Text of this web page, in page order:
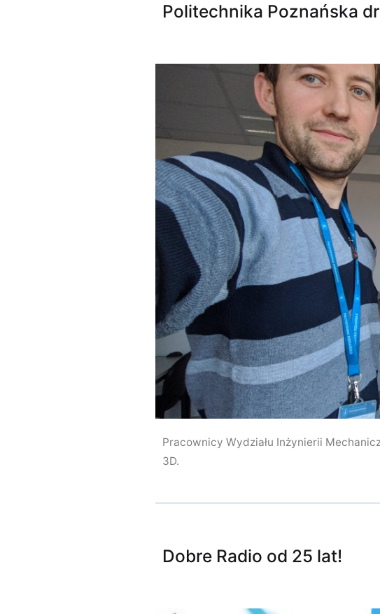
Politechnika Poznańska
Pracownicy Wydziału Inżynierii
3D.
Dobre Radio od 25 lat!